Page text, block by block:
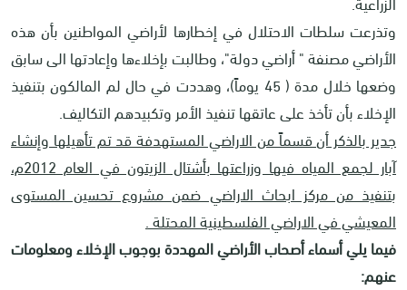
وتذرعت سلطات الاحتلال في إخطارها لأراضي المواطنين بأن هذه
الأراضي مصنفة " أراضي دولة"، وطالبت بإخلاءها وإعادتها الى سابق
وضعها خلال مدة ( 45 يوماً)، وهددت في حال لم المالكون بتنفيذ
الإخلاء بأن تأخذ على عاتقها تنفيذ الأمر وتكبيدهم التكاليف.
جدير بالذكر أن قسماً من الاراضي المستهدفة قد تم تأهيلها وإنشاء
آبار لجمع المياه فيها وزراعتها بأشتال الزيتون في العام 2012م،
بتنفيذ من مركز ابحاث الاراضي ضمن مشروع تحسين المستوى
المعيشي في الاراضي الفلسطينية المحتلة .
فيما يلي أسماء أصحاب الأراضي المهددة بوجوب الإخلاء ومعلومات
عنهم: